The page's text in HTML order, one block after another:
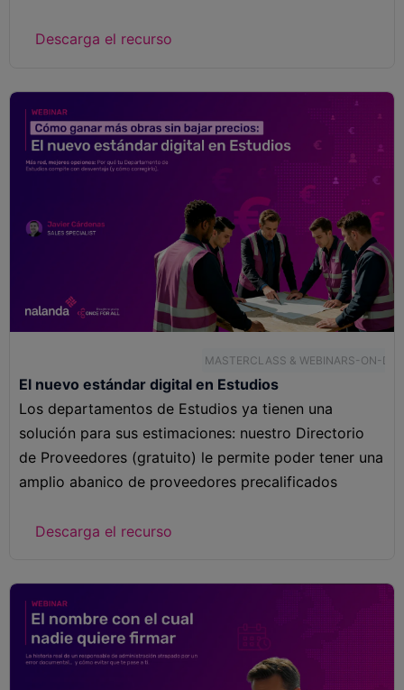
Descarga el recurso
MASTERCLASS & WEBINARS-ON-
El nuevo estándar digital en Estudios
Los departamentos de Estudios ya tienen una
solución para sus estimaciones: nuestro Directorio
de Proveedores (gratuito) le permite poder tener una
amplio abanico de proveedores precalificados
Descarga el recurso